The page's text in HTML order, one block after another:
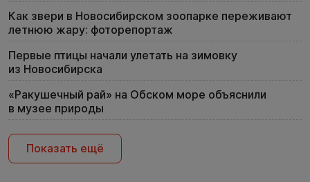
Как звери в Новосибирском зоопарке переживают
летнюю жару: фоторепортаж
Первые птицы начали улетать на зимовку
из Новосибирска
«Ракушечный рай» на Обском море объяснили
в музее природы
Показать ещё